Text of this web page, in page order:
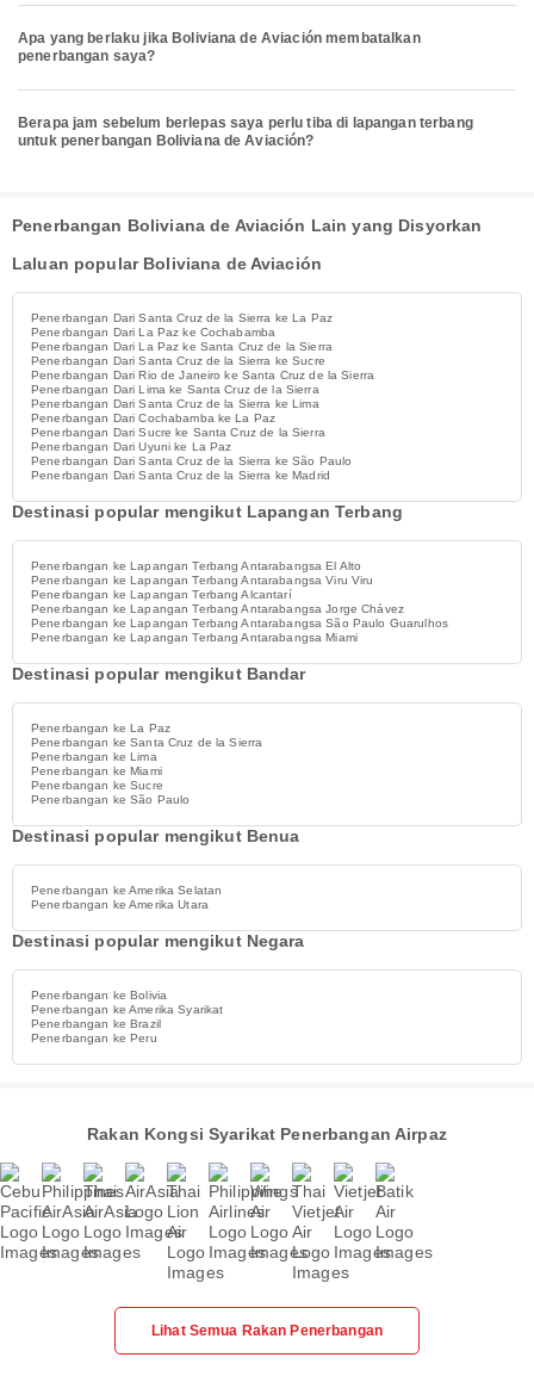
Apa yang berlaku jika Boliviana de Aviación membatalkan
penerbangan saya?
Berapa jam sebelum berlepas saya perlu tiba di lapangan terbang
untuk penerbangan Boliviana de Aviación?
Penerbangan Boliviana de Aviación Lain yang Disyorkan
Laluan popular Boliviana de Aviación
Penerbangan Dari Santa Cruz de la Sierra ke La Paz
Penerbangan Dari La Paz ke Cochabamba
Penerbangan Dari La Paz ke Santa Cruz de la Sierra
Penerbangan Dari Santa Cruz de la Sierra ke Sucre
Penerbangan Dari Rio de Janeiro ke Santa Cruz de la Sierra
Penerbangan Dari Lima ke Santa Cruz de la Sierra
Penerbangan Dari Santa Cruz de la Sierra ke Lima
Penerbangan Dari Cochabamba ke La Paz
Penerbangan Dari Sucre ke Santa Cruz de la Sierra
Penerbangan Dari Uyuni ke La Paz
Penerbangan Dari Santa Cruz de la Sierra ke São Paulo
Penerbangan Dari Santa Cruz de la Sierra ke Madrid
Destinasi popular mengikut Lapangan Terbang
Penerbangan ke Lapangan Terbang Antarabangsa El Alto
Penerbangan ke Lapangan Terbang Antarabangsa Viru Viru
Penerbangan ke Lapangan Terbang Alcantarí
Penerbangan ke Lapangan Terbang Antarabangsa Jorge Chávez
Penerbangan ke Lapangan Terbang Antarabangsa São Paulo Guarulhos
Penerbangan ke Lapangan Terbang Antarabangsa Miami
Destinasi popular mengikut Bandar
Penerbangan ke La Paz
Penerbangan ke Santa Cruz de la Sierra
Penerbangan ke Lima
Penerbangan ke Miami
Penerbangan ke Sucre
Penerbangan ke São Paulo
Destinasi popular mengikut Benua
Penerbangan ke Amerika Selatan
Penerbangan ke Amerika Utara
Destinasi popular mengikut Negara
Penerbangan ke Bolivia
Penerbangan ke Amerika Syarikat
Penerbangan ke Brazil
Penerbangan ke Peru
Rakan Kongsi Syarikat Penerbangan Airpaz
Lihat Semua Rakan Penerbangan